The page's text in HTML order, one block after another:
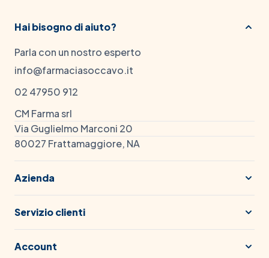
Hai bisogno di aiuto?
Parla con un nostro esperto
info@farmaciasoccavo.it
02 47950 912
CM Farma srl
Via Guglielmo Marconi 20
80027 Frattamaggiore, NA
Azienda
Servizio clienti
Account